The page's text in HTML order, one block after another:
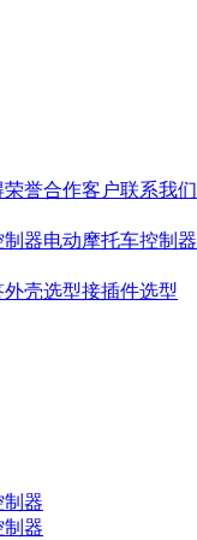
荣誉合作客户联系我们
制器电动摩托车控制器
外壳选型接插件选型
制器
制器